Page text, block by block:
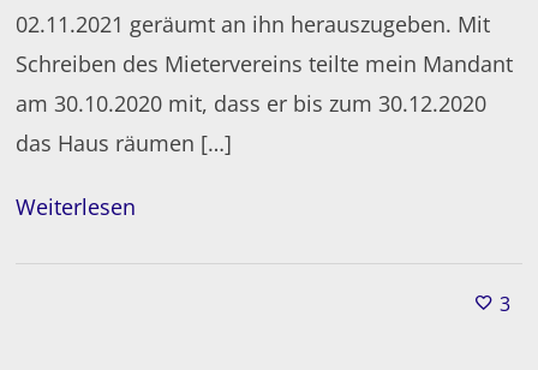
02.11.2021 geräumt an ihn herauszugeben. Mit
Schreiben des Mietervereins teilte mein Mandant
am 30.10.2020 mit, dass er bis zum 30.12.2020
das Haus räumen […]
Weiterlesen
3